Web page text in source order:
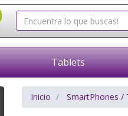
Tablets
Inicio SmartPhones /